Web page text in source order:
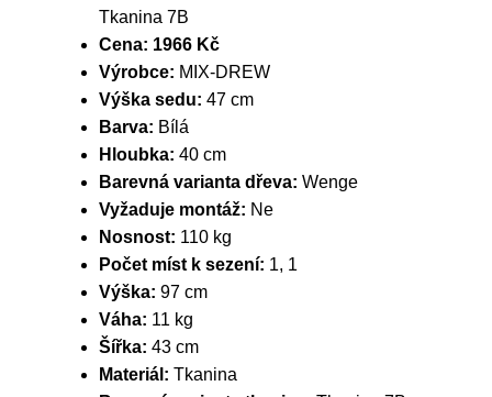
Tkanina 7B
Cena: 1966 Kč
Výrobce: MIX-DREW
Výška sedu: 47 cm
Barva: Bílá
Hloubka: 40 cm
Barevná varianta dřeva: Wenge
Vyžaduje montáž: Ne
Nosnost: 110 kg
Počet míst k sezení: 1, 1
Výška: 97 cm
Váha: 11 kg
Šířka: 43 cm
Materiál: Tkanina